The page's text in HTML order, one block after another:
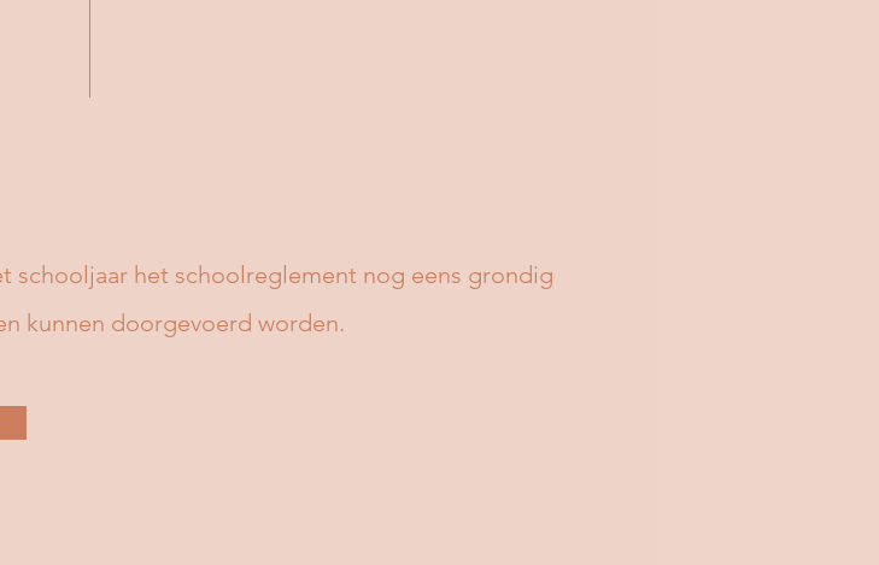
schooljaar het schoolreglement nog eens grondig
kunnen doorgevoerd worden.